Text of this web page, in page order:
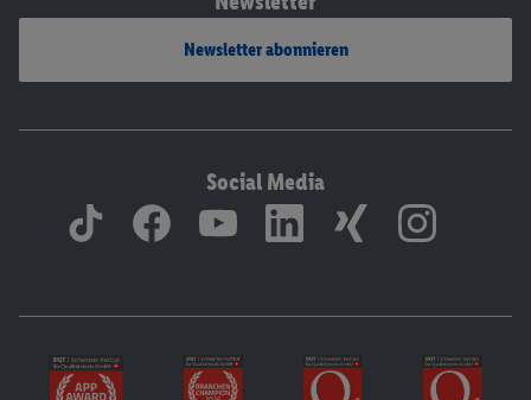
Newsletter abonnieren
Social Media